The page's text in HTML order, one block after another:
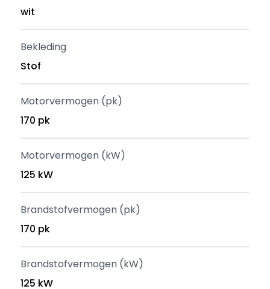
wit
Bekleding
Stof
Motorvermogen (pk)
170 pk
Motorvermogen (kW)
125 kW
Brandstofvermogen (pk)
170 pk
Brandstofvermogen (kW)
125 kW